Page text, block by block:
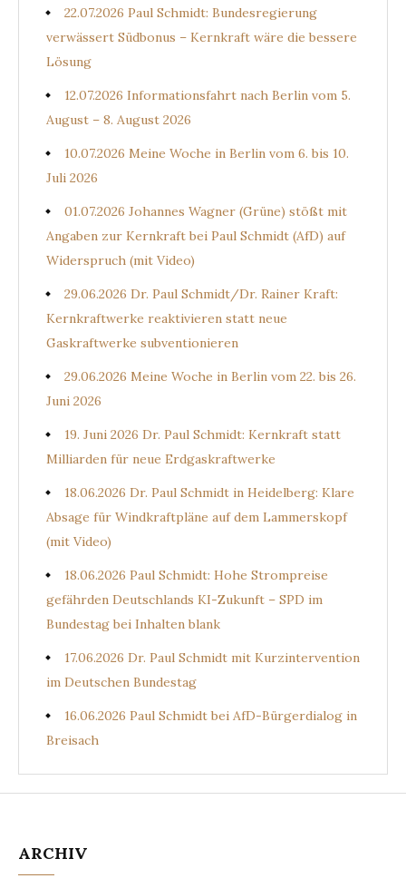
22.07.2026 Paul Schmidt: Bundesregierung
verwässert Südbonus – Kernkraft wäre die bessere
Lösung
12.07.2026 Informationsfahrt nach Berlin vom 5.
August – 8. August 2026
10.07.2026 Meine Woche in Berlin vom 6. bis 10.
Juli 2026
01.07.2026 Johannes Wagner (Grüne) stößt mit
Angaben zur Kernkraft bei Paul Schmidt (AfD) auf
Widerspruch (mit Video)
29.06.2026 Dr. Paul Schmidt/Dr. Rainer Kraft:
Kernkraftwerke reaktivieren statt neue
Gaskraftwerke subventionieren
29.06.2026 Meine Woche in Berlin vom 22. bis 26.
Juni 2026
19. Juni 2026 Dr. Paul Schmidt: Kernkraft statt
Milliarden für neue Erdgaskraftwerke
18.06.2026 Dr. Paul Schmidt in Heidelberg: Klare
Absage für Windkraftpläne auf dem Lammerskopf
(mit Video)
18.06.2026 Paul Schmidt: Hohe Strompreise
gefährden Deutschlands KI-Zukunft – SPD im
Bundestag bei Inhalten blank
17.06.2026 Dr. Paul Schmidt mit Kurzintervention
im Deutschen Bundestag
16.06.2026 Paul Schmidt bei AfD-Bürgerdialog in
Breisach
ARCHIV